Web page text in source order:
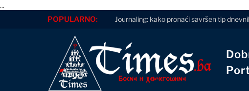
...
POPULARNO: Journaling: kako pronaći savršen tip